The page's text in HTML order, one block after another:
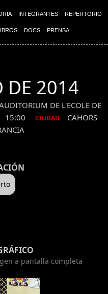
INTEGRANTES REPERTORIO
DOCS PRENSA
DE 2014
DE L'ECOLE DE
15:00 CIUDAD CAHORS
a pantalla completa